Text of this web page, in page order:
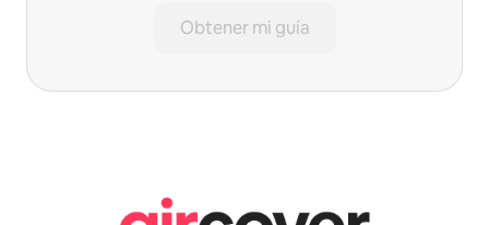
Obtener mi guía